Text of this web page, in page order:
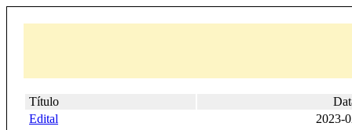
Título
Edital
2023-